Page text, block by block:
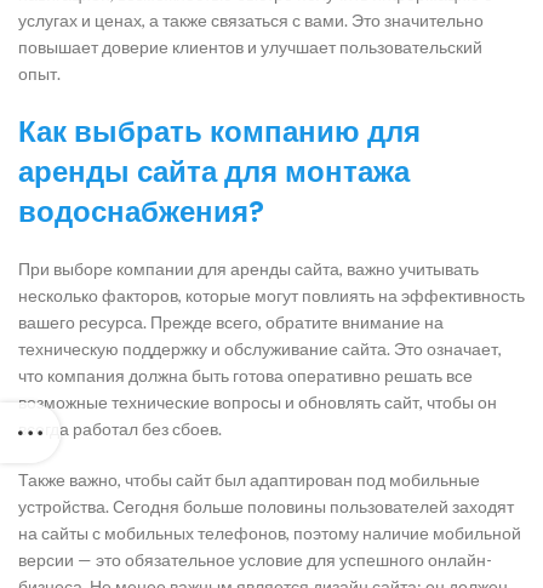
услугах и ценах, а также связаться с вами. Это значительно
повышает доверие клиентов и улучшает пользовательский
опыт.
Как выбрать компанию для
аренды сайта для монтажа
водоснабжения?
При выборе компании для аренды сайта, важно учитывать
несколько факторов, которые могут повлиять на эффективность
вашего ресурса. Прежде всего, обратите внимание на
техническую поддержку и обслуживание сайта. Это означает,
что компания должна быть готова оперативно решать все
возможные технические вопросы и обновлять сайт, чтобы он
всегда работал без сбоев.
Также важно, чтобы сайт был адаптирован под мобильные
устройства. Сегодня больше половины пользователей заходят
на сайты с мобильных телефонов, поэтому наличие мобильной
версии — это обязательное условие для успешного онлайн-